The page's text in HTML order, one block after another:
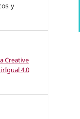
y
Creative
4.0